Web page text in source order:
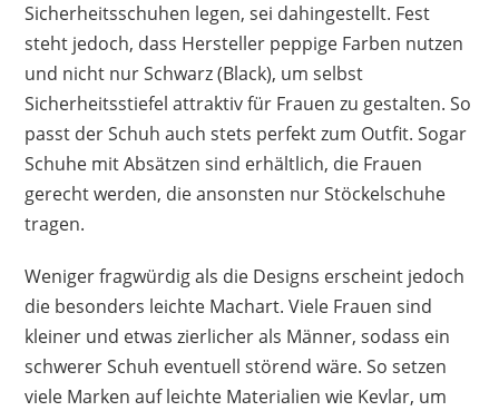
Sicherheitsschuhen legen, sei dahingestellt. Fest
steht jedoch, dass Hersteller peppige Farben nutzen
und nicht nur Schwarz (Black), um selbst
Sicherheitsstiefel attraktiv für Frauen zu gestalten. So
passt der Schuh auch stets perfekt zum Outfit. Sogar
Schuhe mit Absätzen sind erhältlich, die Frauen
gerecht werden, die ansonsten nur Stöckelschuhe
tragen.
Weniger fragwürdig als die Designs erscheint jedoch
die besonders leichte Machart. Viele Frauen sind
kleiner und etwas zierlicher als Männer, sodass ein
schwerer Schuh eventuell störend wäre. So setzen
viele Marken auf leichte Materialien wie Kevlar, um